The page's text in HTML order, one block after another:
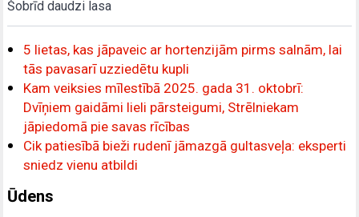
Šobrīd daudzi lasa
5 lietas, kas jāpaveic ar hortenzijām pirms salnām, lai
tās pavasarī uzziedētu kupli
Kam veiksies mīlestībā 2025. gada 31. oktobrī:
Dvīņiem gaidāmi lieli pārsteigumi, Strēlniekam
jāpiedomā pie savas rīcības
Cik patiesībā bieži rudenī jāmazgā gultasveļa: eksperti
sniedz vienu atbildi
Ūdens